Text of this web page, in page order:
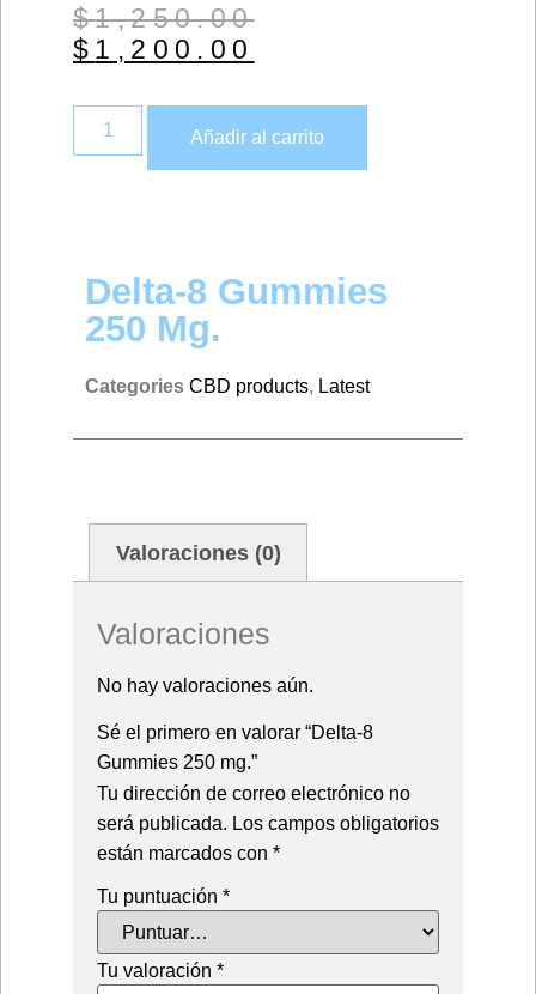
$1,250.00
$ 1,200.00
Añadir al carrito
Delta-8 Gummies
250 Mg.
Categories CBD products, Latest
Valoraciones (0)
Valoraciones
No hay valoraciones aún.
Sé el primero en valorar “Delta-8
Gummies 250 mg.”
Tu dirección de correo electrónico no
será publicada. Los campos obligatorios
están marcados con *
Tu puntuación *
Tu valoración *